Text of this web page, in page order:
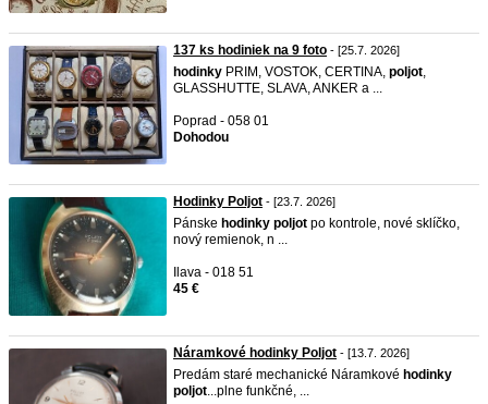
137 ks hodiniek na 9 foto - [25.7. 2026]
hodinky PRIM, VOSTOK, CERTINA, poljot,
GLASSHUTTE, SLAVA, ANKER a ...
Poprad - 058 01
Dohodou
Hodinky Poljot - [23.7. 2026]
Pánske hodinky poljot po kontrole, nové sklíčko,
nový remienok, n ...
Ilava - 018 51
45 €
Náramkové hodinky Poljot - [13.7. 2026]
Predám staré mechanické Náramkové hodinky
poljot...plne funkčné, ...